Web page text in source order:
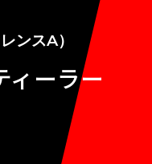
ンスA）
ィーラー